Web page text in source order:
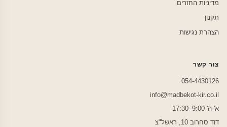
מדיניות החזרים
תקנון
הצהרת נגישות
צור קשר
054-4430126
info@madbekot-kir.co.il
א'-ה' 9:00–17:30
דוד סחרוב 10, ראשל"צ